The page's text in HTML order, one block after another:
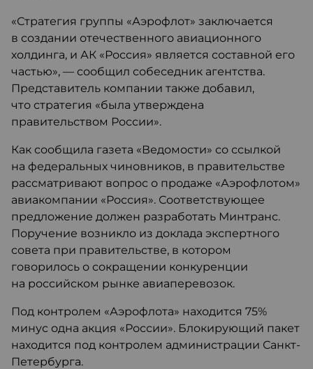
«Стратегия группы «Аэрофлот» заключается
в создании отечественного авиационного
холдинга, и АК «Россия» является составной его
частью», — сообщил собеседник агентства.
Представитель компании также добавил,
что стратегия «была утверждена
правительством России».
Как сообщила газета «Ведомости» со ссылкой
на федеральных чиновников, в правительстве
рассматривают вопрос о продаже «Аэрофлотом»
авиакомпании «Россия». Соответствующее
предложение должен разработать Минтранс.
Поручение возникло из доклада экспертного
совета при правительстве, в котором
говорилось о сокращении конкуренции
на российском рынке авиаперевозок.
Под контролем «Аэрофлота» находится 75%
минус одна акция «России». Блокирующий пакет
находится под контролем администрации Санкт-
Петербурга.